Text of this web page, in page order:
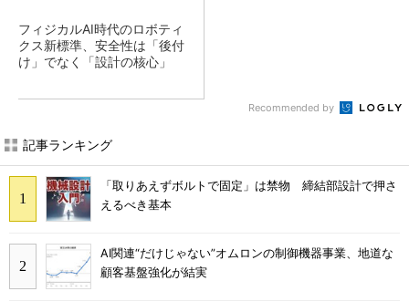
フィジカルAI時代のロボティ
クス新標準、安全性は「後付
け」でなく「設計の核心」
Recommended by
記事ランキング
「取りあえずボルトで固定」は禁物 締結部設計で押さ
えるべき基本
AI関連“だけじゃない”オムロンの制御機器事業、地道な
顧客基盤強化が結実